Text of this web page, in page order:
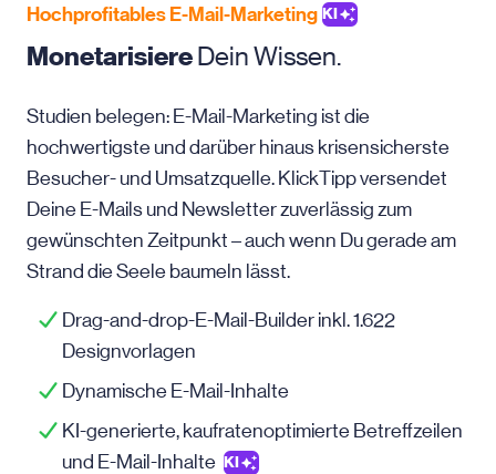
Hochprofitables E-Mail-Marketing KI
MonetarisiereDein Wissen.
Studien belegen: E-Mail-Marketing ist die
hochwertigste und darüber hinaus krisensicherste
Besucher- und Umsatzquelle. KlickTipp versendet
Deine E-Mails und Newsletter zuverlässig zum
gewünschten Zeitpunkt – auch wenn Du gerade am
Strand die Seele baumeln lässt.
Drag-and-drop-E-Mail-Builder inkl. 1.622
Designvorlagen
Dynamische E-Mail-Inhalte
KI-generierte, kaufratenoptimierte Betreffzeilen
und E-Mail-Inhalte KI